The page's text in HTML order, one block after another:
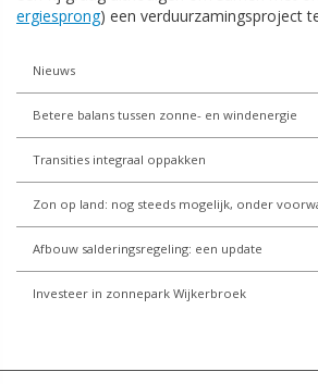
Nieuws
Betere balans tussen zonne- en windenergie
Transities integraal oppakken
Zon op land: nog steeds mogelijk, onder
Afbouw salderingsregeling: een update
Investeer in zonnepark Wijkerbroek
ergiesprong) een verduurzamingsproject